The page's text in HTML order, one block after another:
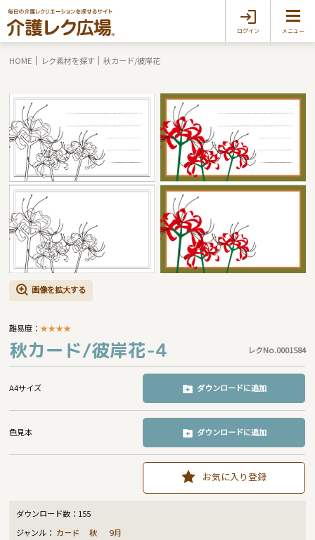
ログイン メニュー
HOME レク素材を探す 秋カード/彼岸花
画像を拡大する
難易度：★★★★
秋カード/彼岸花-4 レクNo.0001584
A4サイズ ダウンロードに追加
色見本 ダウンロードに追加
お気に入り登録
ダウンロード数： 155
ジャンル： カード 秋 9月